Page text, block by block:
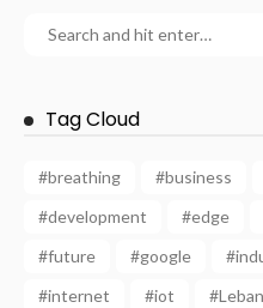
Tag Cloud
#breathing #business
#development
#edge
#future
#google
#internet
#iot